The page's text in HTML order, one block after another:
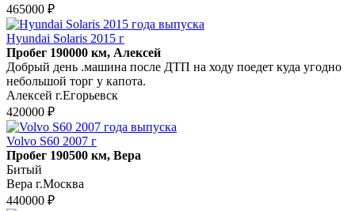
465000 ₽
Hyundai Solaris 2015 г
Пробег 190000 км, Алексей
Добрый день .машина после ДТП на ходу поедет куда угодно
небольшой торг у капота.
Алексей г.Егорьевск
420000 ₽
Volvo S60 2007 г
Пробег 190500 км, Вера
Битый
Вера г.Москва
440000 ₽